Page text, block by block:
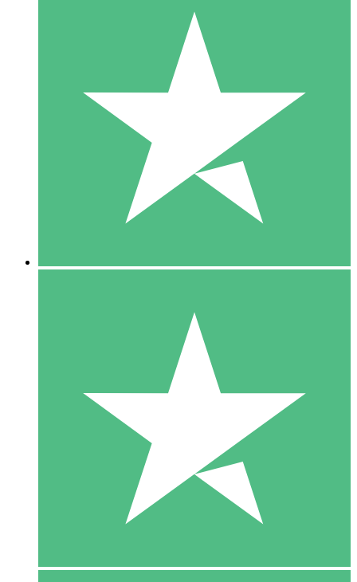
Paquetes de Créditos Individuales
Paga según el uso con créditos de descarga. Sin compromiso
10 00
10 Descargas
20 00